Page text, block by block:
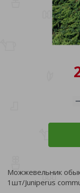
Можжевельник
1шт/Juniperus